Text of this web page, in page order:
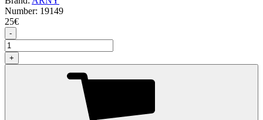
Number: 19149
25€
-
+